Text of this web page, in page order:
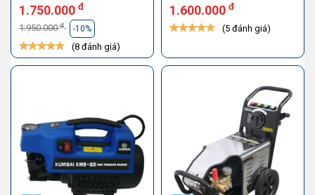
1.750.000 đ
1.950.000đ -10%
(8 đánh giá)
1.600.000 đ
(5 đánh giá)